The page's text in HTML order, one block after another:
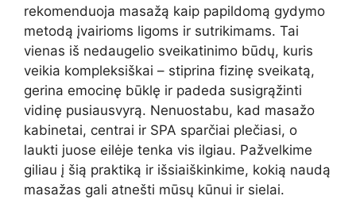
rekomenduoja masažą kaip papildomą gydymo
metodą įvairioms ligoms ir sutrikimams. Tai
vienas iš nedaugelio sveikatinimo būdų, kuris
veikia kompleksiškai – stiprina fizinę sveikatą,
gerina emocinę būklę ir padeda susigrąžinti
vidinę pusiausvyrą. Nenuostabu, kad masažo
kabinetai, centrai ir SPA sparčiai plečiasi, o
laukti juose eilėje tenka vis ilgiau. Pažvelkime
giliau į šią praktiką ir išsiaiškinkime, kokią naudą
masažas gali atnešti mūsų kūnui ir sielai.